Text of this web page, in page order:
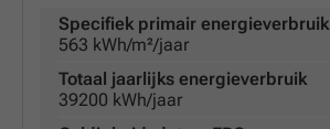
Specifiek primair energieverbruik
563 kWh/m²/jaar
Totaal jaarlijks energieverbruik
39200 kWh/jaar